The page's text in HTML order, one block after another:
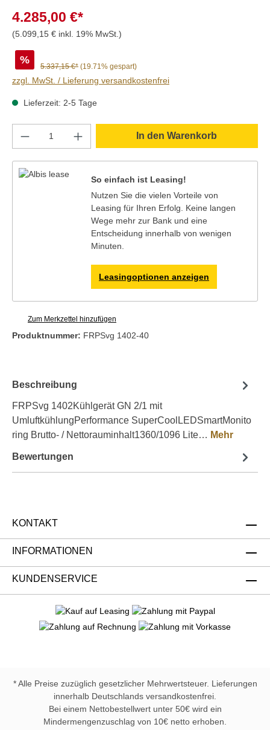
4.285,00 €*
(5.099,15 € inkl. 19% MwSt.)
%
5.337,15 €* (19.71% gespart)
zzgl. MwSt. / Lieferung versandkostenfrei
Lieferzeit: 2-5 Tage
Produkt Anzahl: Gib den gewünschten
In den Warenkorb
So einfach ist Leasing!
Nutzen Sie die vielen Vorteile von
Leasing für Ihren Erfolg. Keine langen
Wege mehr zur Bank und eine
Entscheidung innerhalb von wenigen
Minuten.
Leasingoptionen anzeigen
Zum Merkzettel hinzufügen
Produktnummer: FRPSvg 1402-40
Beschreibung
FRPSvg 1402Kühlgerät GN 2/1 mit
UmluftkühlungPerformance SuperCoolLEDSmartMonito
ring Brutto- / Nettorauminhalt1360/1096 Lite… Mehr
Bewertungen
KONTAKT
INFORMATIONEN
KUNDENSERVICE
* Alle Preise zuzüglich gesetzlicher Mehrwertsteuer. Lieferungen
innerhalb Deutschlands versandkostenfrei.
Bei einem Nettobestellwert unter 50€ wird ein
Mindermengenzuschlag von 10€ netto erhoben.